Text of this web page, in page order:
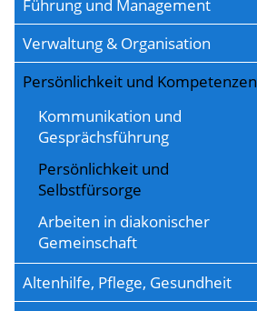
Führung und Management
Verwaltung & Organisation
Persönlichkeit und Kompetenzen
Kommunikation und
Gesprächsführung
Persönlichkeit und
Selbstfürsorge
Arbeiten in diakonischer
Gemeinschaft
Altenhilfe, Pflege, Gesundheit